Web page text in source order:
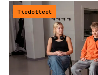
Tiedotteet